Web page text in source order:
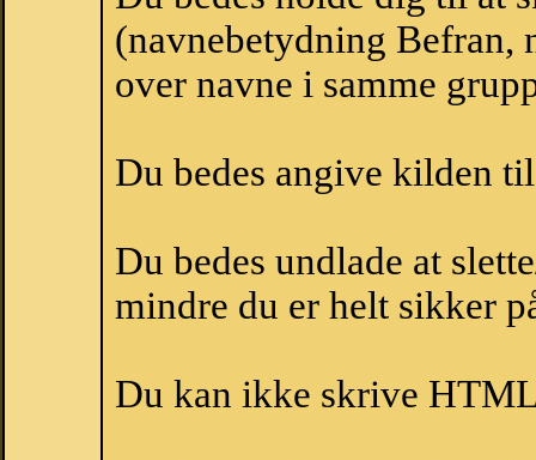
(navnebetydning Befran,
over navne i samme
Du bedes angive kilden
Du bedes undlade at
mindre du er helt sikker
Du kan ikke skrive